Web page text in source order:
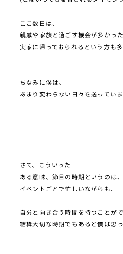
ここ数日は、
親戚や家族と過ごす機会が多かっ
実家に帰っておられるという方も
ちなみに僕は、
あまり変わらない日々を送ってい
さて、こういった
ある意味、節目の時期というのは
イベントごとで忙しいながらも、
自分と向き合う時間を持つことが
結構大切な時期でもあると僕は思